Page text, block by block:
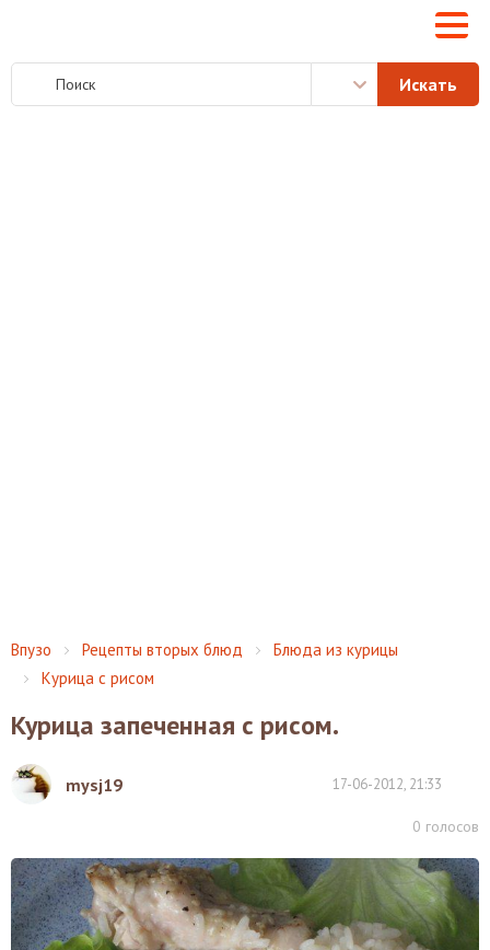
Впузо Рецепты вторых блюд
Блюда из курицы
Курица с рисом
Курица запеченная с рисом.
mysj19 17-06-2012, 21:33
0 голосов